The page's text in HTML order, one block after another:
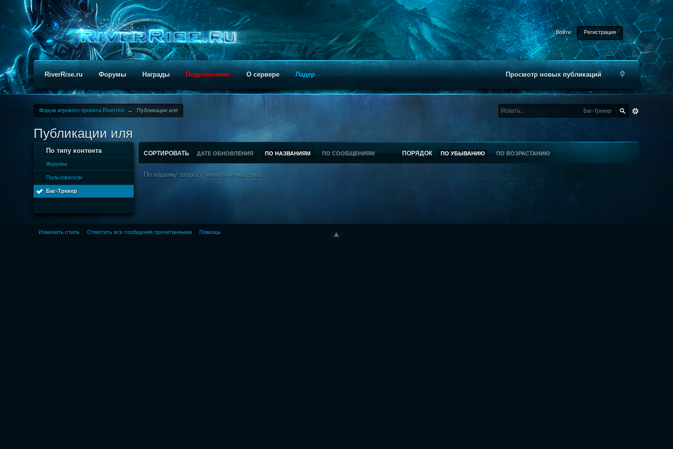
Войти Регистрация
Просмотр новых публикаций
RiverRise.ru Форумы Награды Подключение О сервере Ладер
Форум игрового проекта Riverrise → Публикации иля Баг-Трекер
Публикации иля
По типу контента
Форумы
Пользователи
Баг-Трекер
СОРТИРОВАТЬ ДАТЕ ОБНОВЛЕНИЯ ПО НАЗВАНИЯМ ПО СООБЩЕНИЯМ ПОРЯДОК ПО УБЫВАНИЮ ПО ВОЗРАСТАНИЮ
По вашему запросу ничего не найдено.
Изменить стиль Отметить все сообщения прочитанными Помощь